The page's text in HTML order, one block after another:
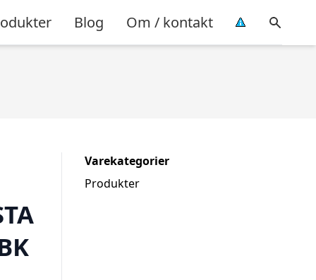
Blog Om / kontakt
Varekategorier
Produkter